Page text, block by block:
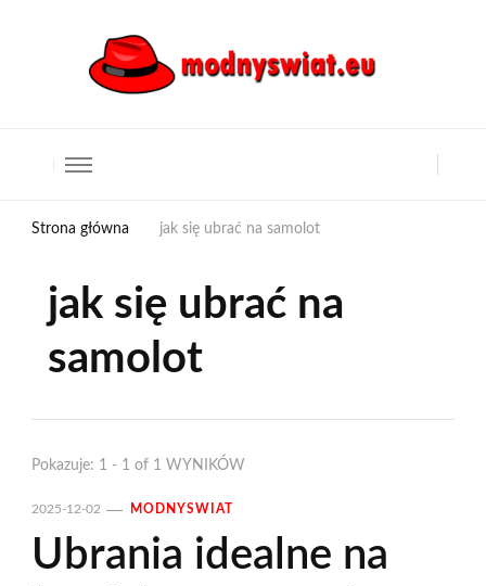
Strona główna jak się ubrać na samolot
jak się ubrać na
samolot
Pokazuje: 1 - 1 of 1 WYNIKÓW
2025-12-02 MODNYSWIAT
Ubrania idealne na